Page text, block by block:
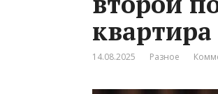
квартира
14.08.2025 Разное